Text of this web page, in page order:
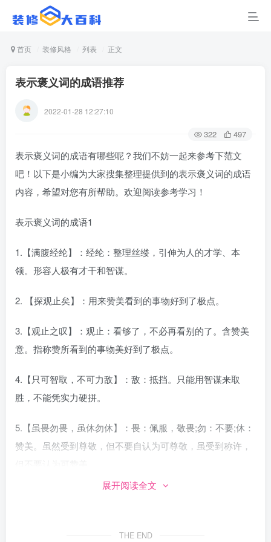
首页 装修风格 列表 正文
表示褒义词的成语推荐
2022-01-28 12:27:10
322 497
表示褒义词的成语有哪些呢？我们不妨一起来参考下范文
吧！以下是小编为大家搜集整理提供到的表示褒义词的成语
内容，希望对您有所帮助。欢迎阅读参考学习！
表示褒义词的成语1
1.【满腹经纶】：经纶：整理丝缕，引伸为人的才学、本
领。形容人极有才干和智谋。
2. 【探观止矣】：用来赞美看到的事物好到了极点。
3.【观止之叹】：观止：看够了，不必再看别的了。含赞美
意。指称赞所看到的事物美好到了极点。
4.【只可智取，不可力敌】：敌：抵挡。只能用智谋来取
胜，不能凭实力硬拼。
5.【虽畏勿畏，虽休勿休】：畏：佩服，敬畏;勿：不要;休：
赞美。虽然受到尊敬，但不要自认为可尊敬，虽受到称许，
6. 【弸中彪外】：弸：充满;彪：文采。指人内有才德，则有
展开阅读全文
THE END